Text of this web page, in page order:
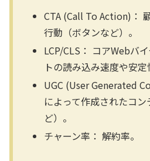
CTA (Call To Action)：
行動（ボタンなど）。
LCP/CLS： コアWebバ
トの読み込み速度や安定
UGC (User Generated
によって作成されたコ
ど）。
チャーン率： 解約率。